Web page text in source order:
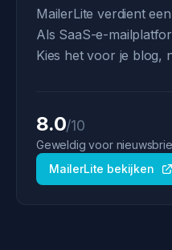
MailerLite verdient
Als SaaS-e-
Kies het voor je blog,
8.0/10
Geweldig voor
MailerLite bekijken